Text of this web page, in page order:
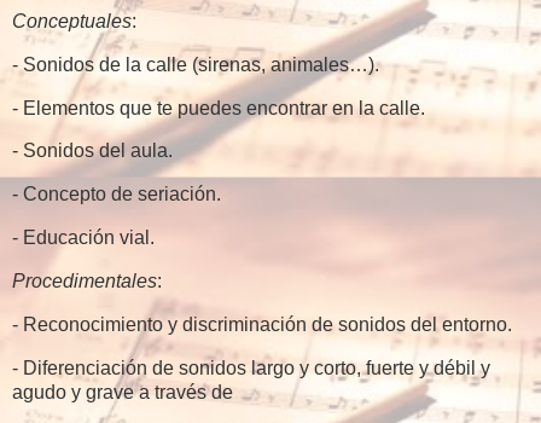
Conceptuales:
- Sonidos de la calle (sirenas, animales…).
- Elementos que te puedes encontrar en la calle.
- Sonidos del aula.
- Concepto de seriación.
- Educación vial.
Procedimentales:
- Reconocimiento y discriminación de sonidos del entorno.
- Diferenciación de sonidos largo y corto, fuerte y débil y
agudo y grave a través de